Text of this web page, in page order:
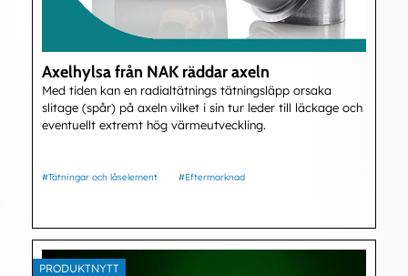
Axelhylsa från NAK räddar axeln
Med tiden kan en radialtätnings tätningsläpp orsaka
slitage (spår) på axeln vilket i sin tur leder till läckage och
eventuellt extremt hög värmeutveckling.
#Tätningar och låselement #Eftermarknad
PRODUKTNYTT